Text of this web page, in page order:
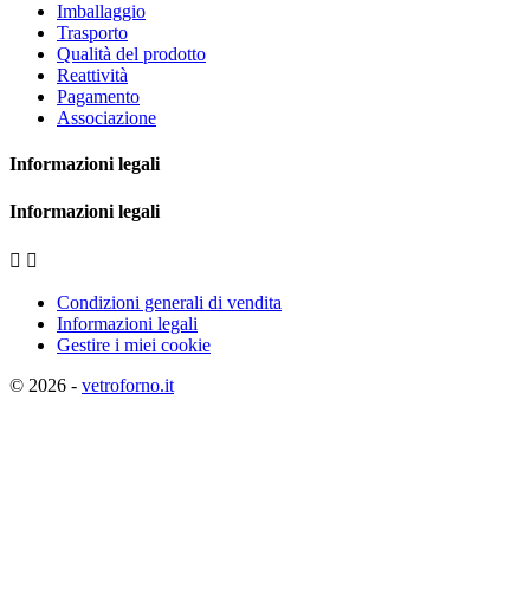
Imballaggio
Trasporto
Qualità del prodotto
Reattività
Pagamento
Associazione
Informazioni legali
Informazioni legali
 
Condizioni generali di vendita
Informazioni legali
Gestire i miei cookie
© 2026 - vetroforno.it